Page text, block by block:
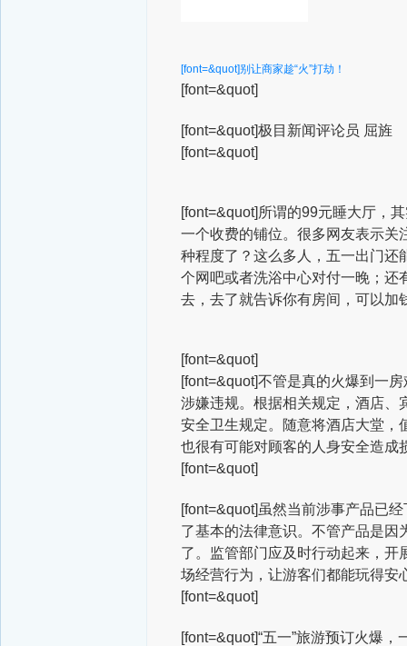
[font=&quot]别让商家趁“火”打劫！
[font=&quot]
[font=&quot]极目新闻评论员 屈旌
[font=&quot]
[font=&quot]所谓的99元睡大厅，
一个收费的铺位。很多网友表示关
种程度了？这么多人，五一出门还
个网吧或者洗浴中心对付一晚；还
去，去了就告诉你有房间，可以加
[font=&quot]
[font=&quot]不管是真的火爆到一
涉嫌违规。根据相关规定，酒店、
安全卫生规定。随意将酒店大堂，
也很有可能对顾客的人身安全造成
[font=&quot]
[font=&quot]虽然当前涉事产品已
了基本的法律意识。不管产品是
了。监管部门应及时行动起来，开
场经营行为，让游客们都能玩得安
[font=&quot]
[font=&quot]“五一”旅游预订火爆